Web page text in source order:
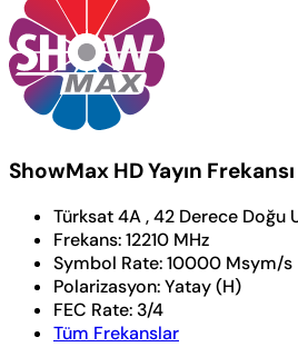
ShowMax HD Yayın Frekansı
Türksat 4A , 42 Derece Doğu
Frekans:12210 MHz
Symbol Rate:10000 Msym/s
Polarizasyon:Yatay (H)
FEC Rate: 3/4
Tüm Frekanslar